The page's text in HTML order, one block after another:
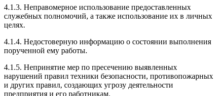
4.1.3. Неправомерное использование предоставленных
служебных полномочий, а также использование их в личных
целях.
4.1.4. Недостоверную информацию о состоянии выполнения
порученной ему работы.
4.1.5. Непринятие мер по пресечению выявленных
нарушений правил техники безопасности, противопожарных
и других правил, создающих угрозу деятельности
предприятия и его работникам.